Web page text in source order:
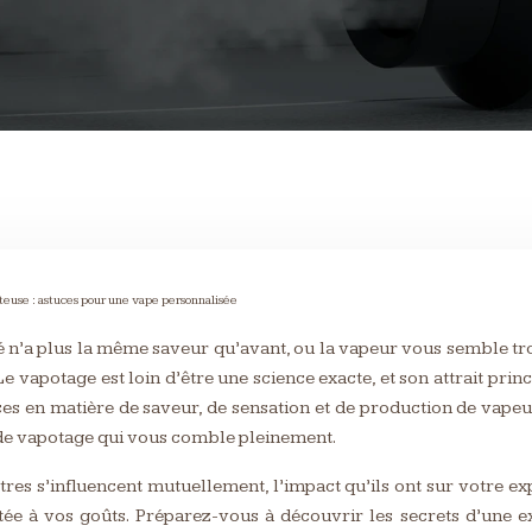
: astuces pour une vape personnalisée
plus la même saveur qu’avant, ou la vapeur vous semble
vapotage est loin d’être une science exacte, et son attrait
en matière de saveur, de sensation et de production de
vapotage qui vous comble pleinement.
s’influencent mutuellement, l’impact qu’ils ont sur votre
à vos goûts. Préparez-vous à découvrir les secrets d’une